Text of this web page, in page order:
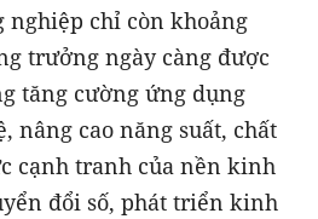
chỉ còn khoảng
trưởng ngày càng được
tăng cường ứng dụng
nâng cao năng suất, chất
cạnh tranh của nền kinh
đổi số, phát triển kinh